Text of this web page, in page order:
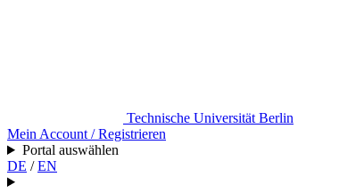
Technische Universität Berlin
Mein Account / Registrieren
Portal auswählen
DE /EN